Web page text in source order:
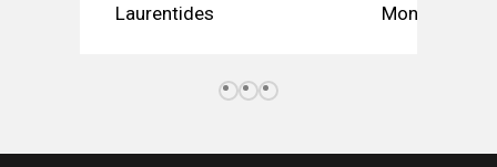
Laurentides
Montréal